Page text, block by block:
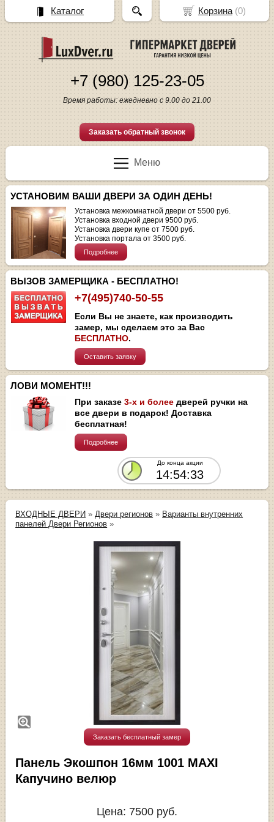
+7 (980) 125-23-05
Время работы: ежедневно с 9.00 до 21.00
Заказать обратный звонок
Меню
УСТАНОВИМ ВАШИ ДВЕРИ ЗА ОДИН ДЕНЬ!
Установка межкомнатной двери от 5500 руб.
Установка входной двери 9500 руб.
Установка двери купе от 7500 руб.
Установка портала от 3500 руб.
Подробнее
ВЫЗОВ ЗАМЕРЩИКА - БЕСПЛАТНО!
+7(495)740-50-55
Если Вы не знаете, как производить
замер, мы сделаем это за Вас
БЕСПЛАТНО.
Оставить заявку
ЛОВИ МОМЕНТ!!!
При заказе3-х и более дверей ручки на
все двери в подарок! Доставка
бесплатная!
Подробнее
До конца акции
14:54:33
ВХОДНЫЕ ДВЕРИ » Двери регионов » Варианты внутренних
панелей Двери Регионов »
Заказать бесплатный замер
Панель Экошпон 16мм 1001 MAXI
Капучино велюр
Цена: 7500 руб.
Корзина(0)
Каталог